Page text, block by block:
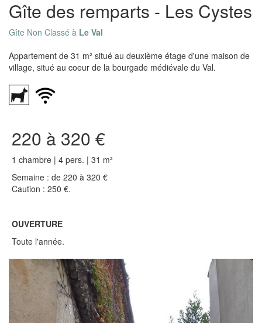
Gîte des remparts - Les Cystes
Gîte Non Classé à Le Val
Appartement de 31 m² situé au deuxième étage d'une maison de
village, situé au coeur de la bourgade médiévale du Val.
220 à 320 €
1 chambre | 4 pers. | 31 m²
Semaine : de 220 à 320 €
Caution : 250 €.
OUVERTURE
Toute l'année.